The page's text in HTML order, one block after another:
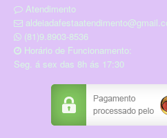
Atendimento
(81)9.8903-8536
Horário de Funcionamento:
Seg. á sex das 8h ás 17:30